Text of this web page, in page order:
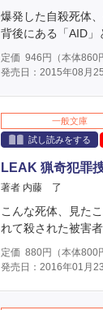
爆発した自殺死体
背後にある「AID」
定価 946 円（本体860
発売日：2015年08月
一般文庫
試し読みをする
LEAK 猟奇犯罪
著者 内藤 了
こんな死体、見た
れて殺された被害
定価 880円（本体800
発売日：2016年01月